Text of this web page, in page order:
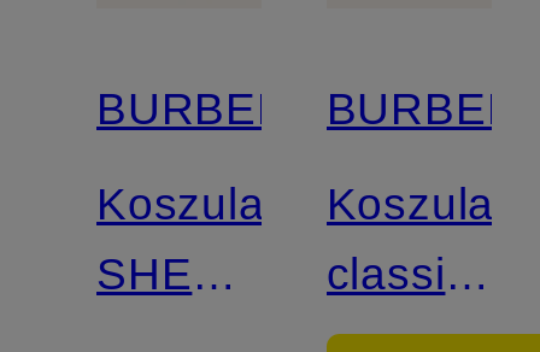
BURBERRY
Koszula
SHERFIELD
Koszula
classic